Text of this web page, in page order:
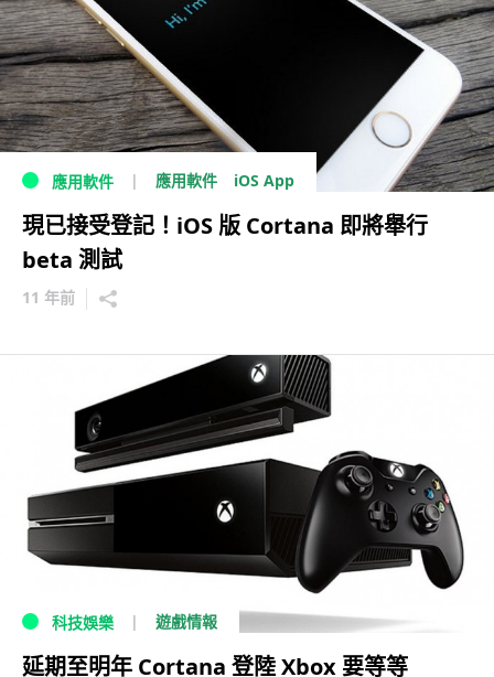
應用軟件 應用軟件 iOS App
現已接受登記！iOS 版 Cortana 即將舉行
beta 測試
11 年前
科技娛樂 遊戲情報
延期至明年 Cortana 登陸 Xbox 要等等